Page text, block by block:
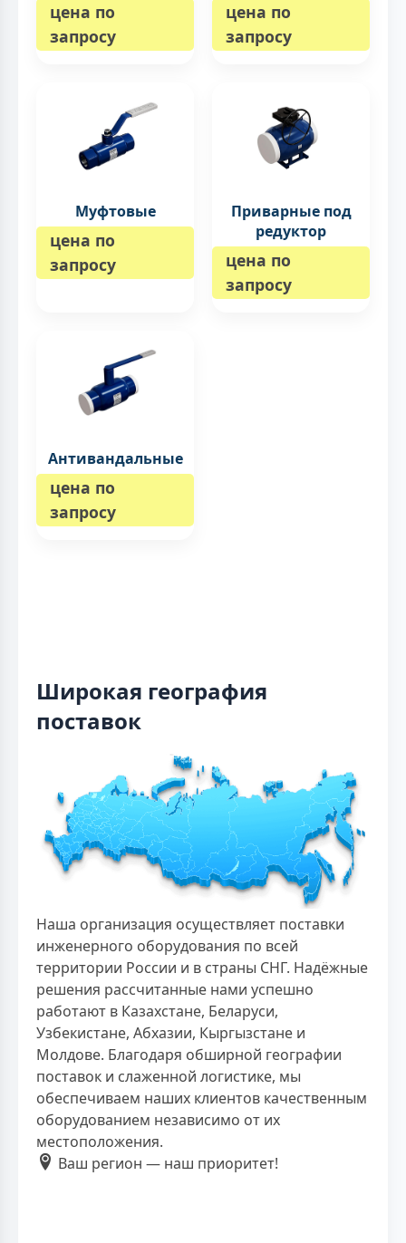
цена по
запросу
цена по
запросу
Муфтовые
цена по
запросу
Приварные под
редуктор
цена по
запросу
Антивандальные
цена по
запросу
Широкая география
поставок
Наша организация осуществляет поставки
инженерного оборудования по всей
территории России и в страны СНГ. Надёжные
решения рассчитанные нами успешно
работают в Казахстане, Беларуси,
Узбекистане, Абхазии, Кыргызстане и
Молдове. Благодаря обширной географии
поставок и слаженной логистике, мы
обеспечиваем наших клиентов качественным
оборудованием независимо от их
местоположения.
Ваш регион — наш приоритет!